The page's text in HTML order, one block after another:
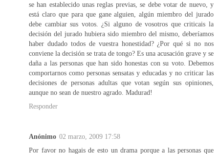
se han establecido unas reglas previas, se debe votar de nuevo, y
está claro que para que gane alguien, algún miembro del jurado
debe cambiar sus votos. ¿Si alguno de vosotros que criticais la
decisión del jurado hubiera sido miembro del mismo, deberíamos
haber dudado todos de vuestra honestidad? ¿Por qué si no nos
conviene la decisión se trata de tongo? Es una acusación grave y se
daña a las personas que han sido honestas con su voto. Debemos
comportarnos como personas sensatas y educadas y no criticar las
decisiones de personas adultas que votan según sus opiniones,
aunque no sean de nuestro agrado. Madurad!
Responder
Anónimo 02 marzo, 2009 17:58
Por favor no hagais de esto un drama porque a las personas que